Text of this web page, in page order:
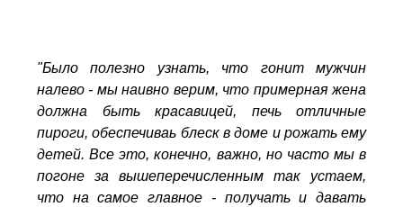
"Было полезно узнать, что гонит мужчин
налево - мы наивно верим, что примерная жена
должна быть красавицей, печь отличные
пироги, обеспечиваь блеск в доме и рожать ему
детей. Все это, конечно, важно, но часто мы в
погоне за вышеперечисленным так устаем,
что на самое главное - получать и давать